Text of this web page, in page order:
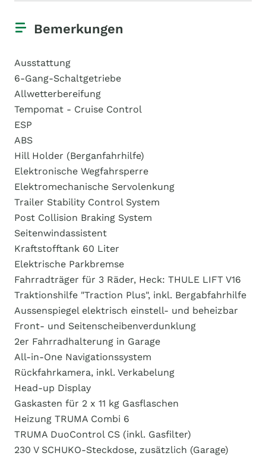
Bemerkungen
Ausstattung
6-Gang-Schaltgetriebe
Allwetterbereifung
Tempomat - Cruise Control
ESP
ABS
Hill Holder (Berganfahrhilfe)
Elektronische Wegfahrsperre
Elektromechanische Servolenkung
Trailer Stability Control System
Post Collision Braking System
Seitenwindassistent
Kraftstofftank 60 Liter
Elektrische Parkbremse
Fahrradträger für 3 Räder, Heck: THULE LIFT V16
Traktionshilfe "Traction Plus", inkl. Bergabfahrhilfe
Aussenspiegel elektrisch einstell- und beheizbar
Front- und Seitenscheibenverdunklung
2er Fahrradhalterung in Garage
All-in-One Navigationssystem
Rückfahrkamera, inkl. Verkabelung
Head-up Display
Gaskasten für 2 x 11 kg Gasflaschen
Heizung TRUMA Combi 6
TRUMA DuoControl CS (inkl. Gasfilter)
230 V SCHUKO-Steckdose, zusätzlich (Garage)